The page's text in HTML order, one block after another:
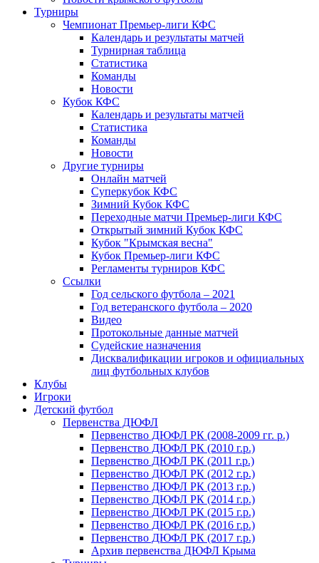
Турниры
Чемпионат Премьер-лиги КФС
Календарь и результаты матчей
Турнирная таблица
Статистика
Команды
Новости
Кубок КФС
Календарь и результаты матчей
Статистика
Команды
Новости
Другие турниры
Онлайн матчей
Суперкубок КФС
Зимний Кубок КФС
Переходные матчи Премьер-лиги КФС
Открытый зимний Кубок КФС
Кубок "Крымская весна"
Кубок Премьер-лиги КФС
Регламенты турниров КФС
Ссылки
Год сельского футбола – 2021
Год ветеранского футбола – 2020
Видео
Протокольные данные матчей
Судейские назначения
Дисквалификации игроков и официальных
лиц футбольных клубов
Клубы
Игроки
Детский футбол
Первенства ДЮФЛ
Первенство ДЮФЛ РК (2008-2009 гг. р.)
Первенство ДЮФЛ РК (2010 г.р.)
Первенство ДЮФЛ РК (2011 г.р.)
Первенство ДЮФЛ РК (2012 г.р.)
Первенство ДЮФЛ РК (2013 г.р.)
Первенство ДЮФЛ РК (2014 г.р.)
Первенство ДЮФЛ РК (2015 г.р.)
Первенство ДЮФЛ РК (2016 г.р.)
Первенство ДЮФЛ РК (2017 г.р.)
Архив первенства ДЮФЛ Крыма